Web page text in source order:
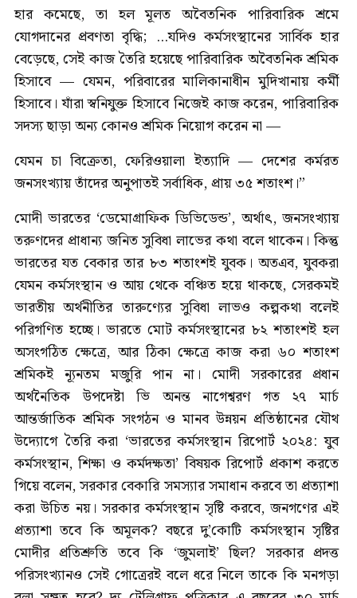
হার কমেছে, তা হল মূলত অবৈতনিক পারিবারিক শ্রমে
যোগদানের প্রবণতা বৃদ্ধি; ...যদিও কর্মসংস্থানের সার্বিক হার
বেড়েছে, সেই কাজ তৈরি হয়েছে পারিবারিক অবৈতনিক শ্রমিক
হিসাবে — যেমন, পরিবারের মালিকানাধীন মুদিখানায় কর্মী
হিসাবে। যাঁরা স্বনিযুক্ত হিসাবে নিজেই কাজ করেন, পারিবারিক
সদস্য ছাড়া অন্য কোনও শ্রমিক নিয়োগ করেন না —
যেমন চা বিক্রেতা, ফেরিওয়ালা ইত্যাদি — দেশের কর্মরত
জনসংখ্যায় তাঁদের অনুপাতই সর্বাধিক, প্রায় ৩৫ শতাংশ।”
মোদী ভারতের ‘ডেমোগ্রাফিক ডিভিডেন্ড’, অর্থাৎ, জনসংখ্যায়
তরুণদের প্রাধান্য জনিত সুবিধা লাভের কথা বলে থাকেন। কিন্তু
ভারতের যত বেকার তার ৮৩ শতাংশই যুবক। অতএব, যুবকরা
যেমন কর্মসংস্থান ও আয় থেকে বঞ্চিত হয়ে থাকছে, সেরকমই
ভারতীয় অর্থনীতির তারুণ্যের সুবিধা লাভও কল্পকথা বলেই
পরিগণিত হচ্ছে। ভারতে মোট কর্মসংস্থানের ৮২ শতাংশই হল
অসংগঠিত ক্ষেত্রে, আর ঠিকা ক্ষেত্রে কাজ করা ৬০ শতাংশ
শ্রমিকই ন্যূনতম মজুরি পান না। মোদী সরকারের প্রধান
অর্থনৈতিক উপদেষ্টা ভি অনন্ত নাগেশ্বরণ গত ২৭ মার্চ
আন্তর্জাতিক শ্রমিক সংগঠন ও মানব উন্নয়ন প্রতিষ্ঠানের যৌথ
উদ্যোগে তৈরি করা ‘ভারতের কর্মসংস্থান রিপোর্ট ২০২৪: যুব
কর্মসংস্থান, শিক্ষা ও কর্মদক্ষতা’ বিষয়ক রিপোর্ট প্রকাশ করতে
গিয়ে বলেন, সরকার বেকারি সমস্যার সমাধান করবে তা প্রত্যাশা
করা উচিত নয়। সরকার কর্মসংস্থান সৃষ্টি করবে, জনগণের এই
প্রত্যাশা তবে কি অমূলক? বছরে দু’কোটি কর্মসংস্থান সৃষ্টির
মোদীর প্রতিশ্রুতি তবে কি ‘জুমলাই’ ছিল? সরকার প্রদত্ত
পরিসংখ্যানও সেই গোত্রেরই বলে ধরে নিলে তাকে কি মনগড়া